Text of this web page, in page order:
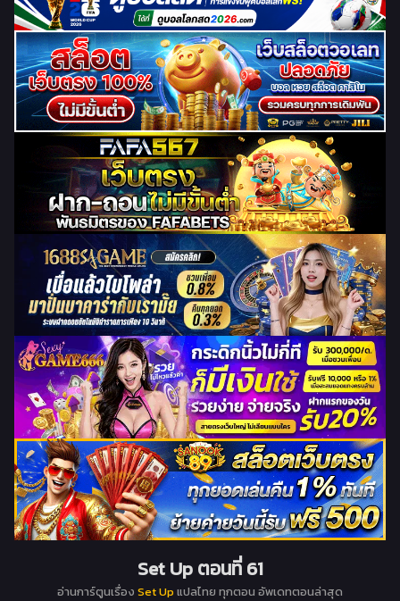
Set Up ตอนที่ 61
อ่านการ์ตูนเรื่อง Set Up แปลไทย ทุกตอน อัพเดทตอนล่าสุด